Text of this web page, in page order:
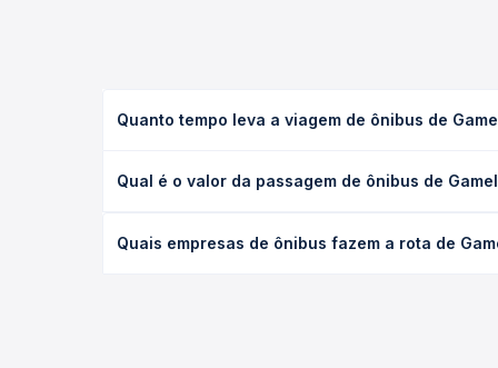
Quanto tempo leva a viagem de ônibus de
executivo ou leito) e as condições de tráfego. Na
Qual é o valor da passagem de ônibus de
poltrona e a antecedência da compra. Na Quero
Quais empresas de ônibus fazem a rota de